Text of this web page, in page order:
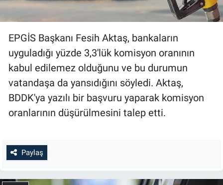
EPGİS Başkanı Fesih Aktaş, bankaların
uyguladığı yüzde 3,3'lük komisyon oranının
kabul edilemez olduğunu ve bu durumun
vatandaşa da yansıdığını söyledi. Aktaş,
BDDK'ya yazılı bir başvuru yaparak komisyon
oranlarının düşürülmesini talep etti.
Paylaş